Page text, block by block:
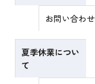
お問い合わ
夏季休業につい
て